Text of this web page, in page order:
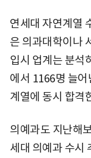
연세대 자연계열
은 의과대학이나
입시 업계는 분석
에서 1166명 늘
계열에 동시 합격
의예과도 지난해
세대 의예과 수시